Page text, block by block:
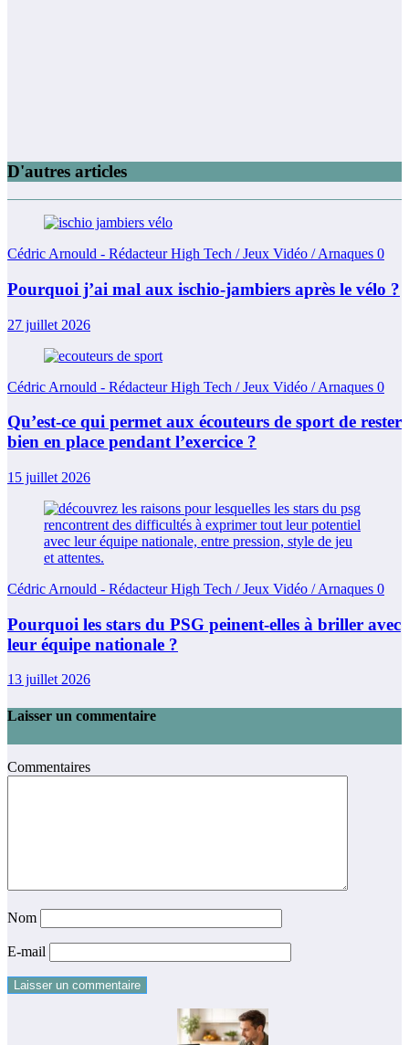
D'autres articles
Cédric Arnould - Rédacteur High Tech / Jeux Vidéo / Arnaques 0
Pourquoi j’ai mal aux ischio-jambiers après le vélo ?
27 juillet 2026
Cédric Arnould - Rédacteur High Tech / Jeux Vidéo / Arnaques 0
Qu’est-ce qui permet aux écouteurs de sport de rester
bien en place pendant l’exercice ?
15 juillet 2026
Cédric Arnould - Rédacteur High Tech / Jeux Vidéo / Arnaques 0
Pourquoi les stars du PSG peinent-elles à briller avec
leur équipe nationale ?
13 juillet 2026
Laisser un commentaire
Commentaires
Nom
E-mail